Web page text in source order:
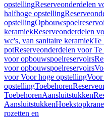
opstellingReserveonderdelen
halfhoge opstelling
opstelling
keramiekReserveonderdelen
wc's, van sanitaire keramiekTe
potReserveonderdelen voor
voor opbouwspoelreservoirs
voor opbouwspoelreservoirs
voor Voor hoge opstellingVoor
opstellingToebehoren
ToebehorenAansluitstukken
Aansluitstukken
rozetten en